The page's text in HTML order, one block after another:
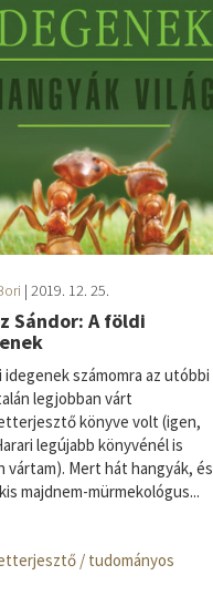
| 2019. 12. 25.
Sándor: A földi
idegenek számomra az utóbbi
legjobban várt
könyve volt (igen,
legújabb könyvénél is
vártam). Mert hát hangyák, és
majdnem-mürmekológus...
/ tudományos